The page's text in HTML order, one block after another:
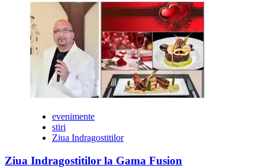
multe
despre
Valentine’s
Weekend:
14-
15
februarie
2020,
la
Hop
Garden
evenimente
stiri
Ziua Indragostitilor
Ziua Indragostitilor la Gama Fusion